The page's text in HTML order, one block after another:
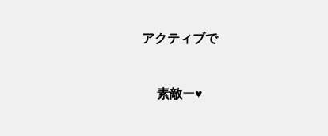
アクティブで
素敵ー♥